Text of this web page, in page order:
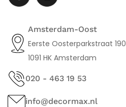
Amsterdam-Oost
Eerste Oosterparkstraat 190
1091 HK Amsterdam
020 - 463 19 53
info@decormax.nl